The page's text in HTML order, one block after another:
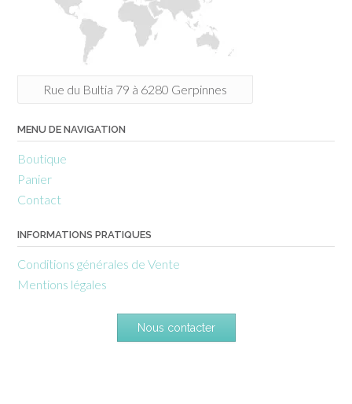
Rue du Bultia 79 à 6280 Gerpinnes
MENU DE NAVIGATION
Boutique
Panier
Contact
INFORMATIONS PRATIQUES
Conditions générales de Vente
Mentions légales
Nous contacter